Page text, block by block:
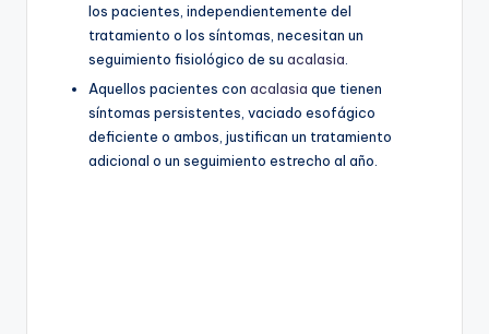
los pacientes, independientemente del
tratamiento o los síntomas, necesitan un
seguimiento fisiológico de su acalasia
Aquellos pacientes con acalasia que tienen
síntomas persistentes, vaciado esofágico
deficiente o ambos, justifican un tratamiento
adicional o un seguimiento estrecho al año.